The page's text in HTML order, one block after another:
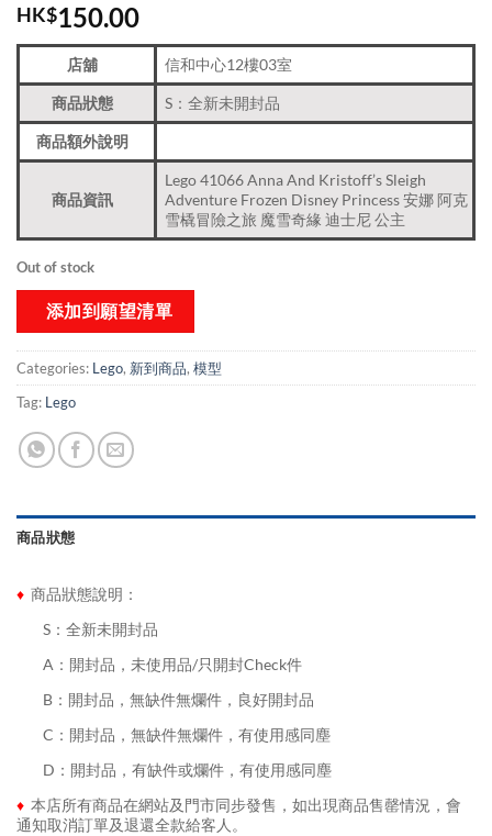
HK$150.00
店舖 信和中心12樓03室
商品狀態 S：全新未開封品
商品額外說明
商品資訊
Lego 41066 Anna And Kristoff’s Sleigh
Adventure Frozen Disney Princess 安娜 阿克
雪橇冒險之旅 魔雪奇緣 迪士尼 公主
Out of stock
添加到願望清單
Categories: Lego, 新到商品​, 模型
Tag: Lego
商品狀態
♦ 商品狀態說明：
S：全新未開封品
A：開封品，未使用品/只開封Check件
B：開封品，無缺件無爛件，良好開封品
C：開封品，無缺件無爛件，有使用感同塵
D：開封品，有缺件或爛件，有使用感同塵
♦ 本店所有商品在網站及門市同步發售，如出現商品售罄情況，會
通知取消訂單及退還全款給客人。